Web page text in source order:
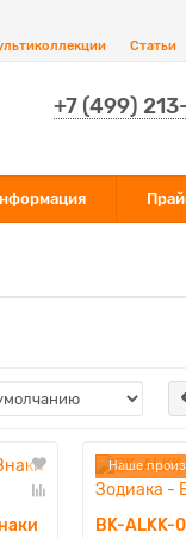
Статьи
+7 (499)
Наше
BK-ALKK-